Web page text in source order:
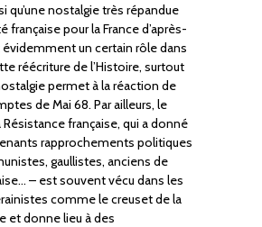
qu’une nostalgie très répandue
française pour la France d’après-
évidemment un certain rôle dans
réécriture de l’Histoire, surtout
permet à la réaction de
de Mai 68. Par ailleurs, le
française, qui a donné
rapprochements politiques
gaullistes, anciens de
– est souvent vécu dans les
comme le creuset de la
et donne lieu à des